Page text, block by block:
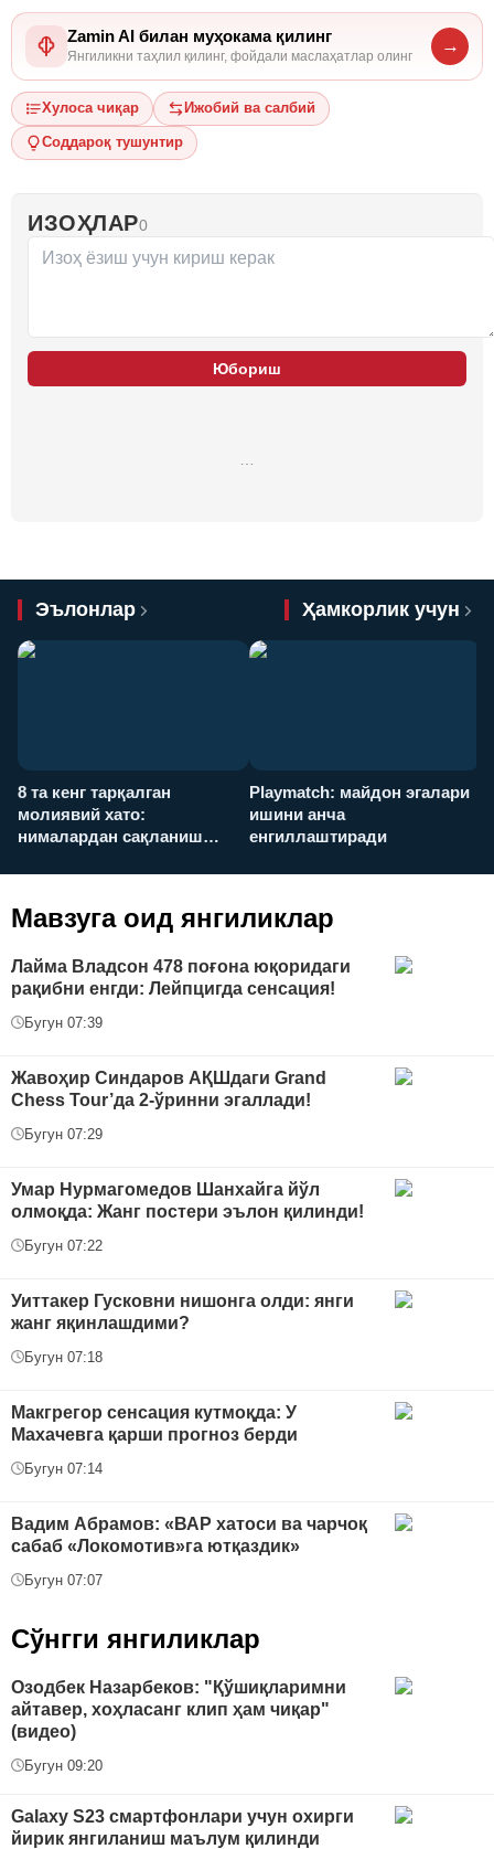
Zamin AI билан муҳокама қилинг
Янгиликни таҳлил қилинг, фойдали маслаҳатлар олинг
→
Хулоса чиқар Ижобий ва салбий
Соддароқ тушунтир
ИЗОҲЛАР0
Юбориш
Эълонлар Ҳамкорлик учун
8 та кенг тарқалган
молиявий хато:
нималардан сақланиш
Playmatch: майдон эгалари
ишини анча
енгиллаштиради
Мавзуга оид янгиликлар
Лайма Владсон 478 поғона юқоридаги
рақибни енгди: Лейпцигда сенсация!
Бугун 07:39
Жавоҳир Синдаров АҚШдаги Grand
Chess Tour’да 2-ўринни эгаллади!
Бугун 07:29
Умар Нурмагомедов Шанхайга йўл
олмоқда: Жанг постери эълон қилинди!
Бугун 07:22
Уиттакер Гусковни нишонга олди: янги
жанг яқинлашдими?
Бугун 07:18
Макгрегор сенсация кутмоқда: У
Махачевга қарши прогноз берди
Бугун 07:14
Вадим Абрамов: «ВАР хатоси ва чарчоқ
сабаб «Локомотив»га ютқаздик»
Бугун 07:07
Сўнгги янгиликлар
Озодбек Назарбеков: "Қўшиқларимни
айтавер, хоҳласанг клип ҳам чиқар"
(видео)
Бугун 09:20
Galaxy S23 смартфонлари учун охирги
йирик янгиланиш маълум қилинди